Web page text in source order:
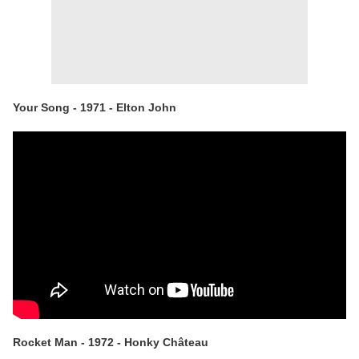
Your Song - 1971 - Elton John
Rocket Man - 1972 - Honky Château